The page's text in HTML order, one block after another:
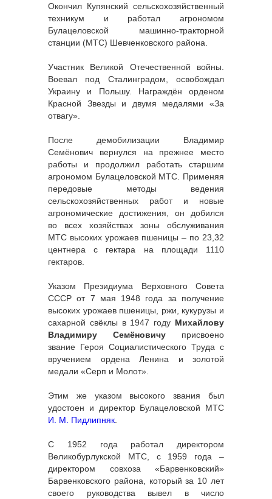
Окончил Купянский сельскохозяйственный
техникум и работал агрономом
Булацеловской машинно-тракторной
станции (МТС) Шевченковского района.
Участник Великой Отечественной войны.
Воевал под Сталинградом, освобождал
Украину и Польшу. Награждён орденом
Красной Звезды и двумя медалями «За
отвагу».
После демобилизации Владимир
Семёнович вернулся на прежнее место
работы и продолжил работать старшим
агрономом Булацеловской МТС. Применяя
передовые методы ведения
сельскохозяйственных работ и новые
агрономические достижения, он добился
во всех хозяйствах зоны обслуживания
МТС высоких урожаев пшеницы – по 23,32
центнера с гектара на площади 1110
гектаров.
Указом Президиума Верховного Совета
СССР от 7 мая 1948 года за получение
высоких урожаев пшеницы, ржи, кукурузы и
сахарной свёклы в 1947 году Михайлову
Владимиру Семёновичу присвоено
звание Героя Социалистического Труда с
вручением ордена Ленина и золотой
медали «Серп и Молот».
Этим же указом высокого звания был
удостоен и директор Булацеловской МТС
И. М. Пидлипняк
С 1952 года работал директором
Великобурлукской МТС, с 1959 года –
директором совхоза «Барвенковский»
Барвенковского района, который за 10 лет
своего руководства вывел в число